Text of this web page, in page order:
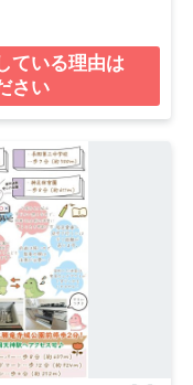
ている理由は
さい